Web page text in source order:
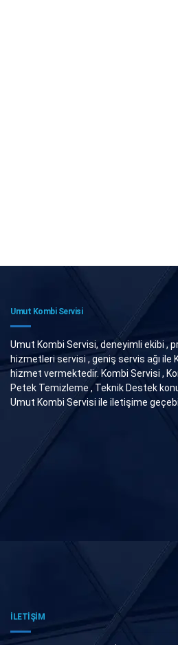
Umut Kombi Servisi
Umut Kombi Servisi, deneyimli ekibi ,
hizmetleri servisi , geniş servis ağı ile
hizmet vermektedir. Kombi Servisi ,
Petek Temizleme , Teknik Destek
Umut Kombi Servisi ile iletişime
İLETİŞİM